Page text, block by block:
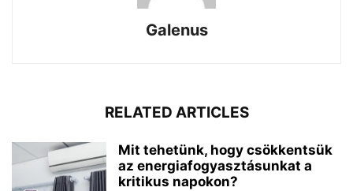
Galenus
RELATED ARTICLES
Mit tehetünk, hogy csökkentsük
az energiafogyasztásunkat a
kritikus napokon?